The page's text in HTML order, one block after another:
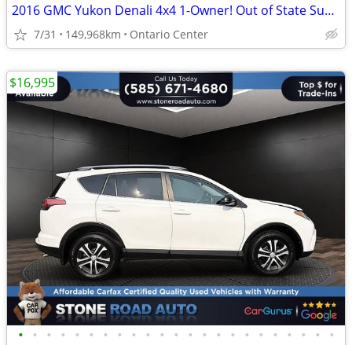
2016 GMC Yukon Denali 4x4 1-Owner! Out of State Super Clean
7/31 149,968km Ontario Center
• • • • • • • • • • • • • • • • • • • • • • •
$16,995